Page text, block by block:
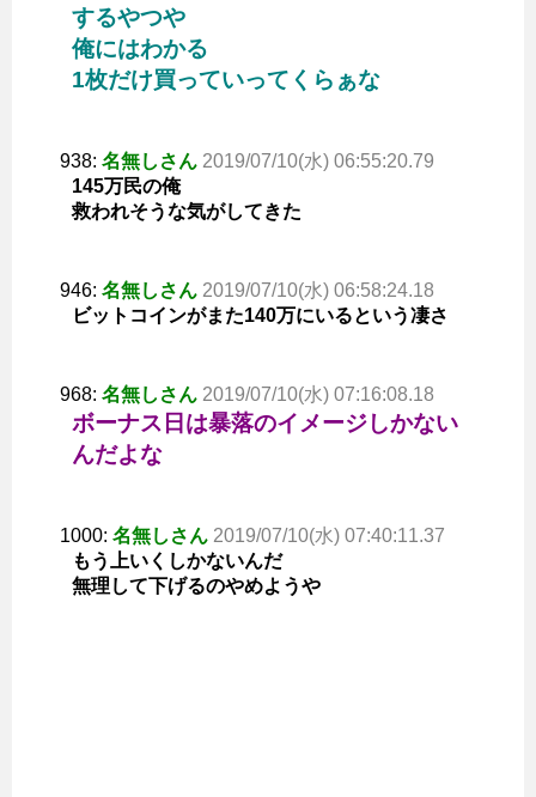
するやつや
俺にはわかる
1枚だけ買っていってくらぁな
938: 名無しさん 2019/07/10(水) 06:55:20.79
145万民の俺
救われそうな気がしてきた
946: 名無しさん 2019/07/10(水) 06:58:24.18
ビットコインがまた140万にいるという凄さ
968: 名無しさん 2019/07/10(水) 07:16:08.18
ボーナス日は暴落のイメージしかない
んだよな
1000: 名無しさん 2019/07/10(水) 07:40:11.37
もう上いくしかないんだ
無理して下げるのやめようや